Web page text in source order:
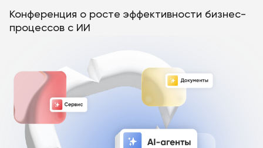
Конференция о росте эффективности бизнес-
процессов с ИИ